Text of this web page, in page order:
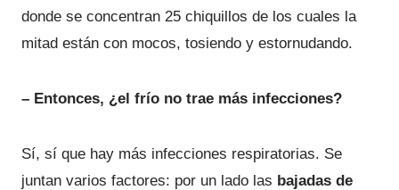
donde se concentran 25 chiquillos de los cuales la
mitad están con mocos, tosiendo y estornudando.
– Entonces, ¿el frío no trae más infecciones?
Sí, sí que hay más infecciones respiratorias. Se
juntan varios factores: por un lado las bajadas de